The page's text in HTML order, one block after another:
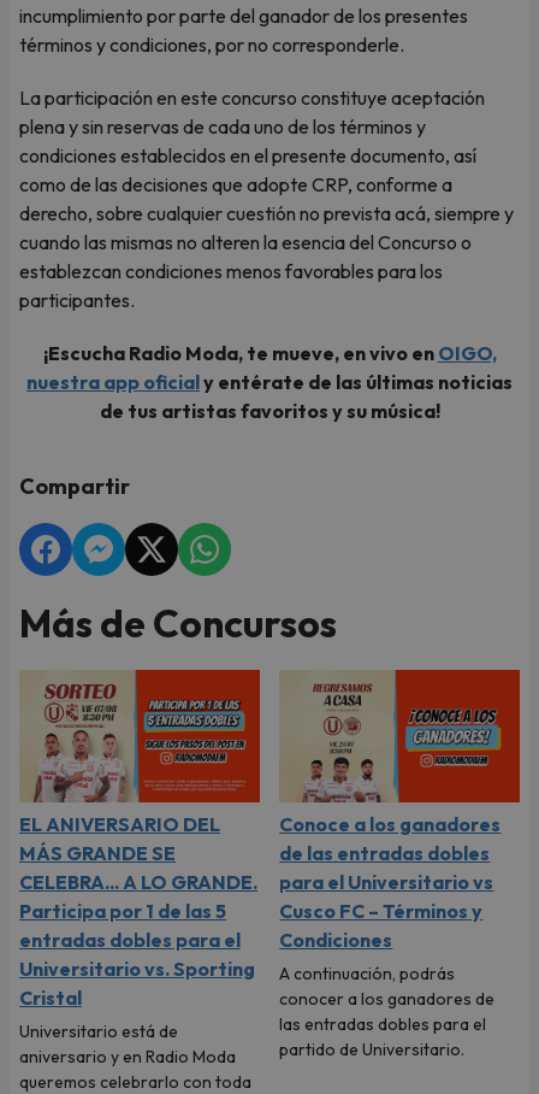
incumplimiento por parte del ganador de los presentes
términos y condiciones, por no corresponderle.
La participación en este concurso constituye aceptación
plena y sin reservas de cada uno de los términos y
condiciones establecidos en el presente documento, así
como de las decisiones que adopte CRP, conforme a
derecho, sobre cualquier cuestión no prevista acá, siempre y
cuando las mismas no alteren la esencia del Concurso o
establezcan condiciones menos favorables para los
participantes.
¡Escucha Radio Moda, te mueve, en vivo en OIGO,
nuestra app oficialy entérate de las últimas noticias
de tus artistas favoritos y su música!
Compartir
Más de Concursos
EL ANIVERSARIO DEL
MÁS GRANDE SE
CELEBRA... A LO GRANDE.
Participa por 1 de las 5
entradas dobles para el
Universitario vs. Sporting
Cristal
Universitario está de
aniversario y en Radio Moda
queremos celebrarlo con toda
Conoce a los ganadores
de las entradas dobles
para el Universitario vs
Cusco FC – Términos y
Condiciones
A continuación, podrás
conocer a los ganadores de
las entradas dobles para el
partido de Universitario.